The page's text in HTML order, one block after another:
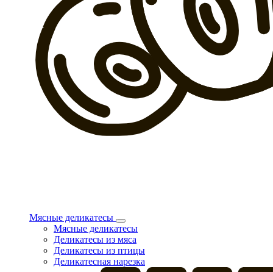
Мясные деликатесы
Мясные деликатесы
Деликатесы из мяса
Деликатесы из птицы
Деликатесная нарезка